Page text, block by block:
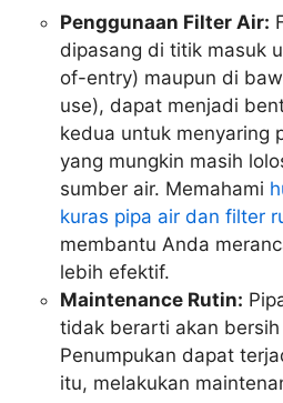
Penggunaan Filter Air:
dipasang di titik masuk
of-entry) maupun di
use), dapat menjadi
kedua untuk menyaring
yang mungkin masih
sumber air. Memahami
kuras pipa air dan filter
membantu Anda
lebih efektif.
Maintenance Rutin:
tidak berarti akan bersih
Penumpukan dapat
itu, melakukan